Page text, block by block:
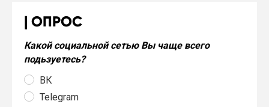
ОПРОС
Какой социальной сетью Вы чаще всего
подьзуетесь?
ВК
Telegram